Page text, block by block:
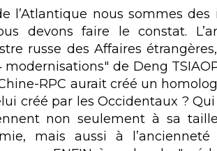
l’Atlantique nous sommes
devons faire le constat.
russe des Affaires
de Deng
RPC aurait créé un
créé par les Occidentaux ?
non seulement à sa
mais aussi à